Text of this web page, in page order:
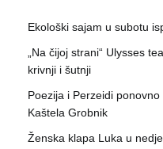
Ekološki sajam u subotu
„Na čijoj strani“ Ulysses
krivnji i šutnji
Poezija i Perzeidi
Kaštela Grobnik
Ženska klapa Luka u